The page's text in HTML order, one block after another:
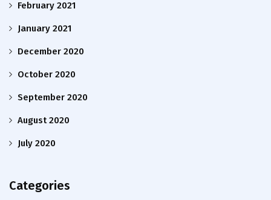
February 2021
January 2021
December 2020
October 2020
September 2020
August 2020
July 2020
Categories